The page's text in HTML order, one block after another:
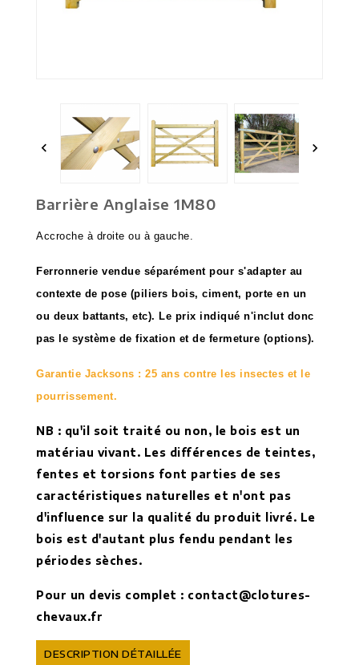
 
Barrière Anglaise 1M80
Accroche à droite ou à gauche.
Ferronnerie vendue séparément pour s'adapter au
contexte de pose (piliers bois, ciment, porte en un
ou deux battants, etc). Le prix indiqué n'inclut donc
pas le système de fixation et de fermeture (options).
Garantie Jacksons : 25 ans contre les insectes et le
pourrissement.
NB : qu'il soit traité ou non, le bois est un
matériau vivant. Les différences de teintes,
fentes et torsions font parties de ses
caractéristiques naturelles et n'ont pas
d'influence sur la qualité du produit livré. Le
bois est d'autant plus fendu pendant les
périodes sèches.
Pour un devis complet : contact@clotures-
chevaux.fr
DESCRIPTION DÉTAILLÉE